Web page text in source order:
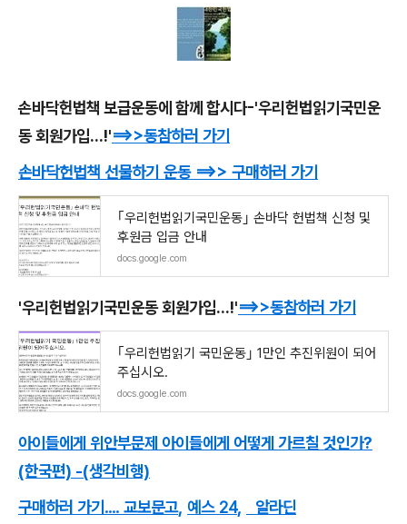
손바닥헌법책 보급운동에 함께 합시다-'우리헌법읽기국민운
동 회원가입...!'==>>동참하러 가기
손바닥헌법책 선물하기 운동 ==>> 구매하러 가기
｢우리헌법읽기국민운동｣ 손바닥 헌법책 신청 및
후원금 입금 안내
docs.google.com
'우리헌법읽기국민운동 회원가입...!'==>>동참하러 가기
｢우리헌법읽기 국민운동｣ 1만인 추진위원이 되어
주십시오.
docs.google.com
아이들에게 위안부문제 아이들에게 어떻게 가르칠 것인가?
(한국편) -(생각비행)
구매하러 가기.... 교보문고, 예스 24, 알라딘